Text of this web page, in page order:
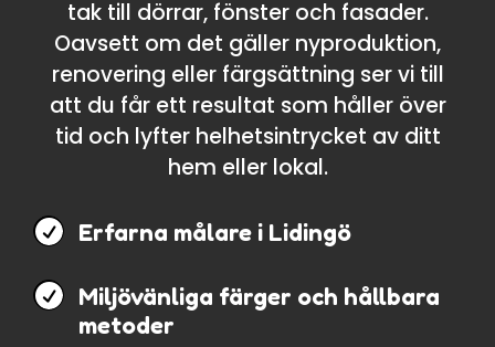
tak till dörrar, fönster och fasader.
Oavsett om det gäller nyproduktion,
renovering eller färgsättning ser vi till
att du får ett resultat som håller över
tid och lyfter helhetsintrycket av ditt
hem eller lokal.
 Erfarna målare i Lidingö
 Miljövänliga färger och hållbara
metoder